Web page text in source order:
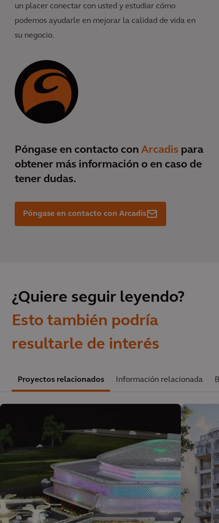
un placer conectar con usted y estudiar cómo
podemos ayudarle en mejorar la calidad de vida en
su negocio.
Póngase en contacto con Arcadis para
obtener más información o en caso de
tener dudas.
Póngase en contacto con Arcadis
¿Quiere seguir leyendo?
Esto también podría
resultarle de interés
Proyectos relacionados Información relacionada